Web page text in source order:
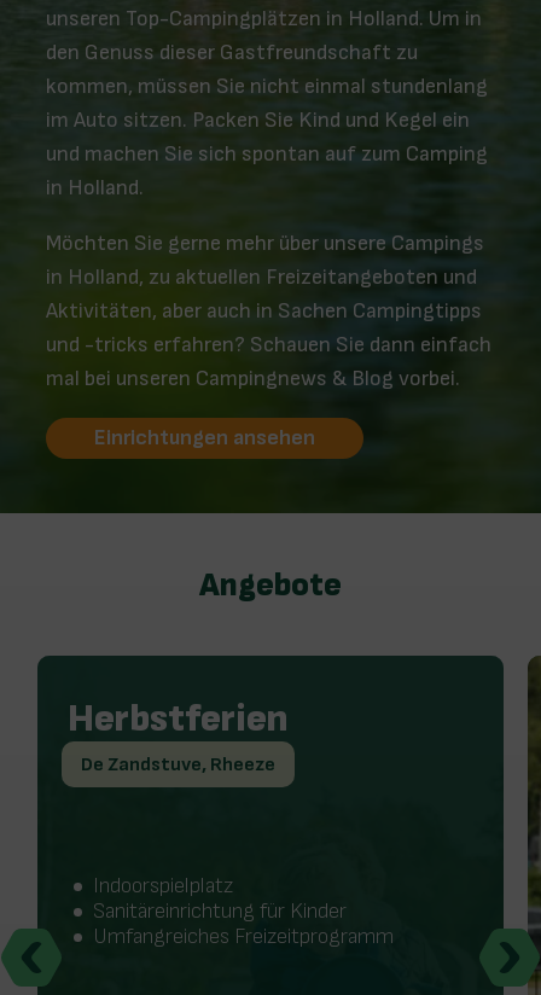
unseren Top-Campingplätzen in Holland. Um in
den Genuss dieser Gastfreundschaft zu
kommen, müssen Sie nicht einmal stundenlang
im Auto sitzen. Packen Sie Kind und Kegel ein
und machen Sie sich spontan auf zum Camping
in Holland.
Möchten Sie gerne mehr über unsere Campings
in Holland, zu aktuellen Freizeitangeboten und
Aktivitäten, aber auch in Sachen Campingtipps
und -tricks erfahren? Schauen Sie dann einfach
mal bei unseren Campingnews & Blog vorbei.
Einrichtungen ansehen
Angebote
Herbstferien
De Zandstuve, Rheeze
Indoorspielplatz
Sanitäreinrichtung für Kinder
Umfangreiches Freizeitprogramm